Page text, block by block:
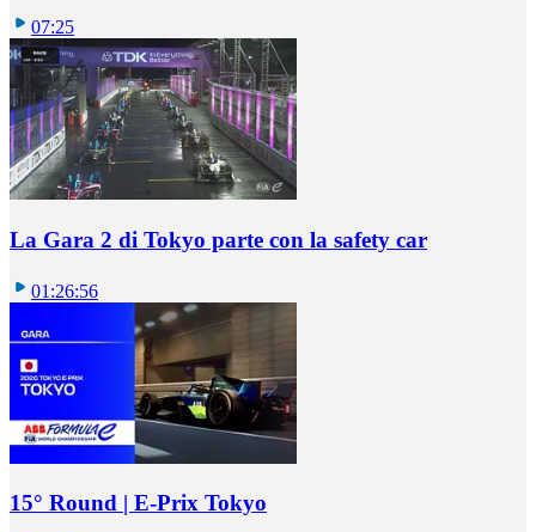
07:25
La Gara 2 di Tokyo parte con la safety car
01:26:56
15° Round | E-Prix Tokyo